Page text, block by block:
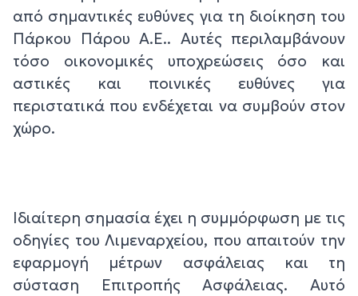
από σημαντικές ευθύνες για τη διοίκηση του
Πάρκου Πάρου Α.Ε.. Αυτές περιλαμβάνουν
τόσο οικονομικές υποχρεώσεις όσο και
αστικές και ποινικές ευθύνες για
περιστατικά που ενδέχεται να συμβούν στον
χώρο.
Ιδιαίτερη σημασία έχει η συμμόρφωση με τις
οδηγίες του Λιμεναρχείου, που απαιτούν την
εφαρμογή μέτρων ασφάλειας και τη
σύσταση Επιτροπής Ασφάλειας. Αυτό